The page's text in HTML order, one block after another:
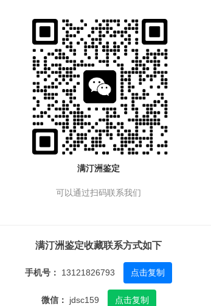
满汀洲鉴定
可以通过扫码联系我们
满汀洲鉴定收藏联系方式如下
手机号： 13121826793 点击复制
微信： jdsc159
点击复制